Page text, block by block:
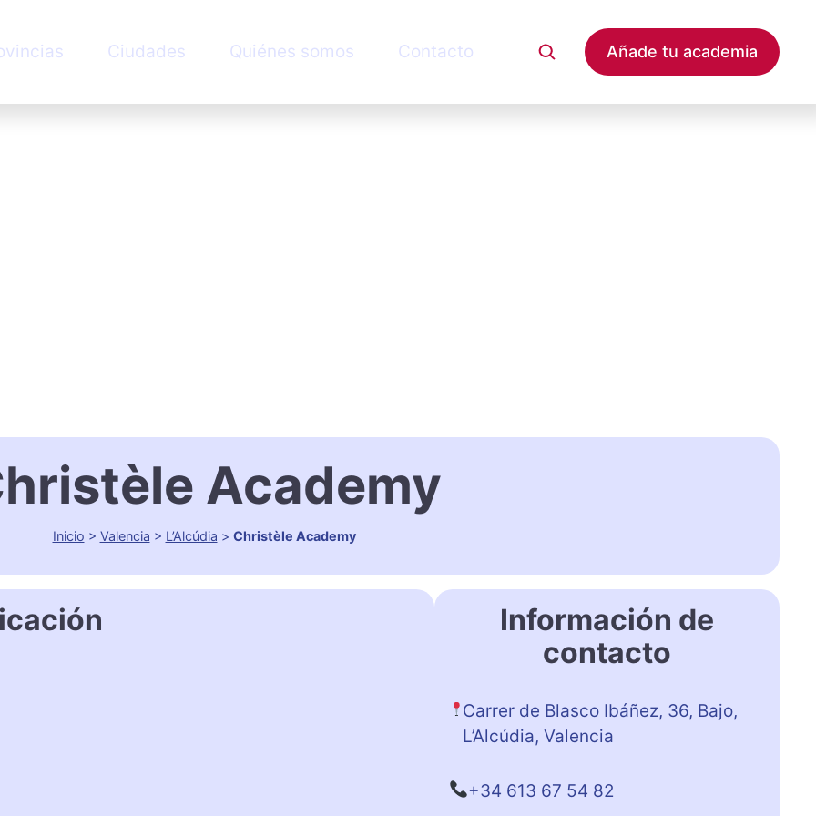
Ciudades Quiénes somos Contacto Añade tu academia
Academy
Inicio > Valencia > L’Alcúdia > Christèle Academy
Información de
contacto
Carrer de Blasco Ibáñez, 36, Bajo,
L’Alcúdia, Valencia
+34 613 67 54 82